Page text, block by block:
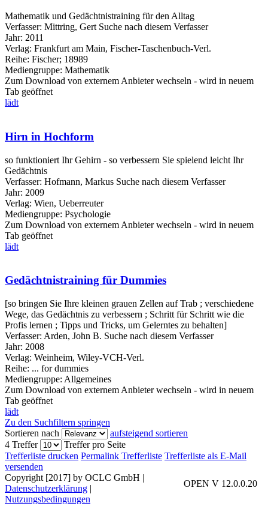
Mathematik und Gedächtnistraining für den Alltag
Verfasser: Mittring, Gert Suche nach diesem Verfasser
Jahr: 2011
Verlag: Frankfurt am Main, Fischer-Taschenbuch-Verl.
Reihe: Fischer; 18989
Mediengruppe: Mathematik
Zum Download von externem Anbieter wechseln - wird in neuem
Tab geöffnet
lädt
Hirn in Hochform
so funktioniert Ihr Gehirn - so verbessern Sie spielend leicht Ihr
Gedächtnis
Verfasser: Hofmann, Markus Suche nach diesem Verfasser
Jahr: 2009
Verlag: Wien, Ueberreuter
Mediengruppe: Psychologie
Zum Download von externem Anbieter wechseln - wird in neuem
Tab geöffnet
lädt
Gedächtnistraining für Dummies
[so bringen Sie Ihre kleinen grauen Zellen auf Trab ; verschiedene
Wege, das Gedächtnis zu verbessern ; Schritt für Schritt wie die
Profis lernen ; Tipps und Tricks, um Gelerntes zu behalten]
Verfasser: Arden, John B. Suche nach diesem Verfasser
Jahr: 2008
Verlag: Weinheim, Wiley-VCH-Verl.
Reihe: ... for dummies
Mediengruppe: Allgemeines
Zum Download von externem Anbieter wechseln - wird in neuem
Tab geöffnet
lädt
Zu den Suchfiltern springen
Sortieren nach
aufsteigend sortieren
4 Treffer
Treffer pro Seite
Trefferliste drucken Permalink Trefferliste Trefferliste als E-Mail
versenden
OPEN V 12.0.0.20
Copyright [2017] by OCLC GmbH |
Datenschutzerklärung |
Nutzungsbedingungen